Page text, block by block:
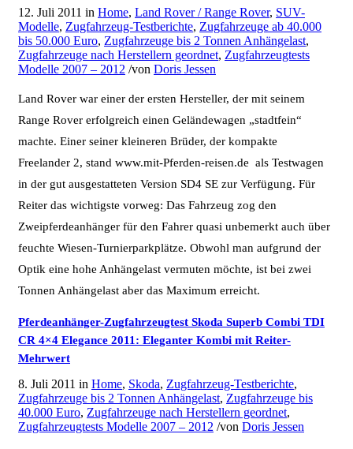
12. Juli 2011 in Home, Land Rover / Range Rover, SUV-
Modelle, Zugfahrzeug-Testberichte, Zugfahrzeuge ab 40.000
bis 50.000 Euro, Zugfahrzeuge bis 2 Tonnen Anhängelast,
Zugfahrzeuge nach Herstellern geordnet, Zugfahrzeugtests
Modelle 2007 – 2012 /von Doris Jessen
Land Rover war einer der ersten Hersteller, der mit seinem
Range Rover erfolgreich einen Geländewagen „stadtfein“
machte. Einer seiner kleineren Brüder, der kompakte
Freelander 2, stand www.mit-Pferden-reisen.de als Testwagen
in der gut ausgestatteten Version SD4 SE zur Verfügung. Für
Reiter das wichtigste vorweg: Das Fahrzeug zog den
Zweipferdeanhänger für den Fahrer quasi unbemerkt auch über
feuchte Wiesen-Turnierparkplätze. Obwohl man aufgrund der
Optik eine hohe Anhängelast vermuten möchte, ist bei zwei
Tonnen Anhängelast aber das Maximum erreicht.
Pferdeanhänger-Zugfahrzeugtest Skoda Superb Combi TDI
CR 4×4 Elegance 2011: Eleganter Kombi mit Reiter-
Mehrwert
8. Juli 2011 in Home, Skoda, Zugfahrzeug-Testberichte,
Zugfahrzeuge bis 2 Tonnen Anhängelast, Zugfahrzeuge bis
40.000 Euro, Zugfahrzeuge nach Herstellern geordnet,
Zugfahrzeugtests Modelle 2007 – 2012 /von Doris Jessen